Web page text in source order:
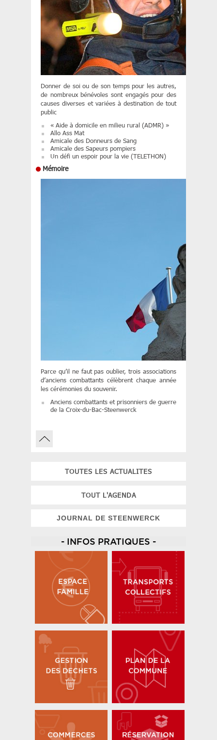
Donner de soi ou de son temps pour les autres,
de nombreux bénévoles sont engagés pour des
causes diverses et variées à destination de tout
public
« Aide à domicile en milieu rural (ADMR) »
Allo Ass Mat
Amicale des Donneurs de Sang
Amicale des Sapeurs pompiers
Un défi un espoir pour la vie (TELETHON)
Mémoire
Parce qu’il ne faut pas oublier, trois associations
d’anciens combattants célèbrent chaque année
les cérémonies du souvenir.
Anciens combattants et prisonniers de guerre
de la Croix-du-Bac-Steenwerck
TOUTES LES ACTUALITES
TOUT L'AGENDA
JOURNAL DE STEENWERCK
- INFOS PRATIQUES -